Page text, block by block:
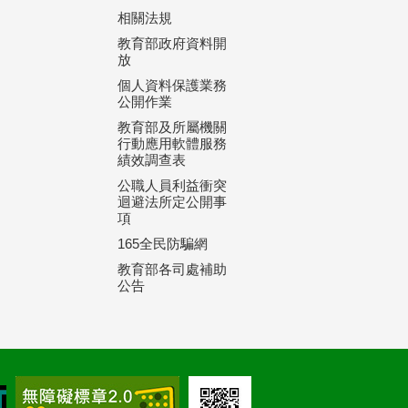
相關法規
教育部政府資料開
放
個人資料保護業務
公開作業
教育部及所屬機關
行動應用軟體服務
績效調查表
公職人員利益衝突
迴避法所定公開事
項
165全民防騙網
教育部各司處補助
公告